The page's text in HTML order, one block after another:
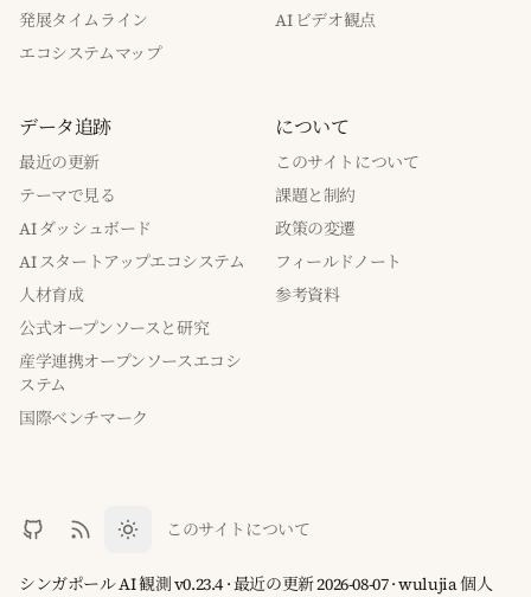
発展タイムライン
エコシステムマップ
AI ビデオ観点
データ追跡
最近の更新
テーマで見る
AI ダッシュボード
AI スタートアップエコシステム
人材育成
公式オープンソースと研究
産学連携オープンソースエコシ
ステム
国際ベンチマーク
について
このサイトについて
課題と制約
政策の変遷
フィールドノート
参考資料
このサイトについて
シンガポール AI 観測 v0.23.4 · 最近の更新 2026-08-07 · wulujia 個人